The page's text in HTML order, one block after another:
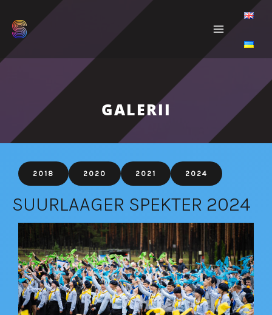
content
GALERII
2018 2020 2021 2024
SUURLAAGER SPEKTER 2024